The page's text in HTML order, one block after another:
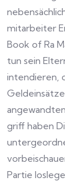
mitarbeiter
Book of Ra
tun sein
intendieren,
griff haben
Partie